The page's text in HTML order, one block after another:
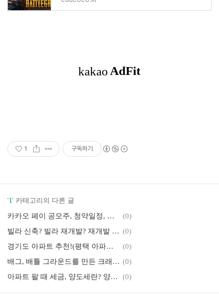
1 구독하기
'1' 카테고리의 다른 글
카카오 페이 공모주, 청약일정, 청약하는 곳(삼성 증권, 대신증권, 한국투자증권, 신한증권)
(0)
빌라 신축? 빌라 재개발? 재개발 빌라 샀다가 사업무산되면 탈출하는 법(1세대 빌라, 2세대 빌라, 3세대 빌라, 4세대 빌라 차이점 알기) (0)
경기도 아파트 추천!(평택 아파트, 부천 아파트, 김포 아파트, 시흥시 아파트, 광명 아파트, 성남 아파트)
(0)
배그, 배틀 그라운드를 만든 크래프톤이 주식을 판다고? 주식 투자, 공모주 청약, 투자해도 괜찮을까? (0)
아파트 팔 때 세금, 양도세란? 양도소득세 누가, 언제낼까?
(0)
취득세와 증여세, 상속세 그리고 취득세 감면 받는 방법 (0)